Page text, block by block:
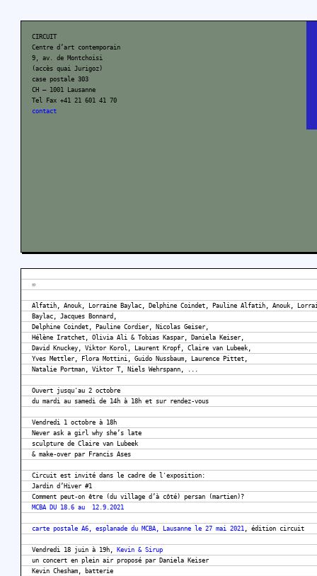
CIRCUIT
Centre d’art contemporain
9, av. de Montchoisi
(accès quai Jurigoz)
case postale 303
CH – 1001 Lausanne
Tel Fax +41 21 601 41 70
contact
♾
Alfatih, Anouk, Lorraine Baylac, Delphine Coindet, Pauline Alfatih, Anouk,
Baylac, Jacques Bonnard,
Delphine Coindet, Pauline Cordier, Nicolas Geiser,
Hélène Iratchet, Olivia Ali & Tobias Kaspar, Daniela Keiser,
David Knuckey, Viktor Korol, Laurent Kropf, Claire van Lubeek,
Yves Mettler, Flora Mottini, Guido Nussbaum, Laurence Pittet,
Natalie Portman, Viktor T, Niels Wehrspann, ...
Ouvert jusqu'au 2 octobre
du mardi au samedi de 14h à 18h et sur rendez-vous
Vendredi 1 octobre à 18h
Never ask a girl why she’s late
sculpture de Claire van Lubeek
& make-over par Francis Ases
Circuit est invité dans le cadre de l'exposition:
Jardin d’Hiver #1
Comment peut-on être (du village d’à côté) persan (martien)?
MCBA DU 18.6 au 12.9.2021
carte postale A6, esplanade du MCBA, Lausanne le 27 mai 2021 , édition circuit
Vendredi 18 juin à 19h, Kevin & Sirup
un concert en plein air proposé par Daniela Keiser
Kevin Chesham, batterie